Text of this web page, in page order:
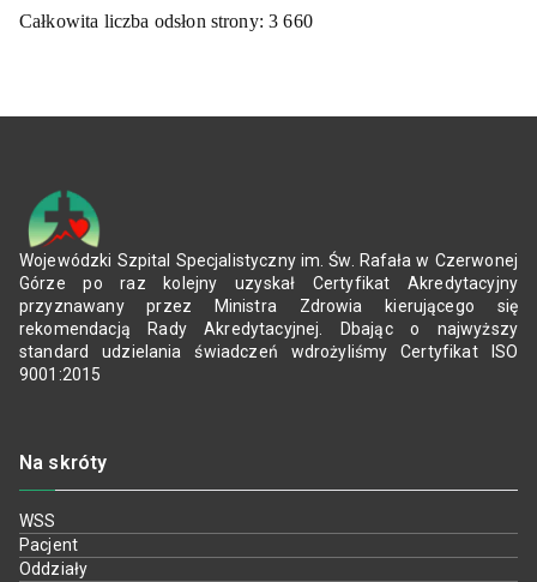
Całkowita liczba odsłon strony:3 660
Wojewódzki Szpital Specjalistyczny im. Św. Rafała w Czerwonej
Górze po raz kolejny uzyskał Certyfikat Akredytacyjny
przyznawany przez Ministra Zdrowia kierującego się
rekomendacją Rady Akredytacyjnej. Dbając o najwyższy
standard udzielania świadczeń wdrożyliśmy Certyfikat ISO
9001:2015
Na skróty
WSS
Pacjent
Oddziały